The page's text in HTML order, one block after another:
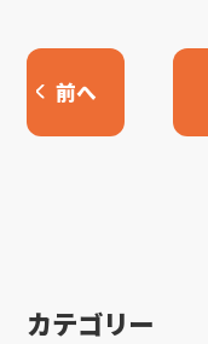
前へ
カテゴリー